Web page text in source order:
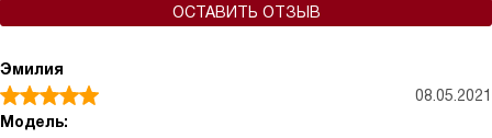
ОСТАВИТЬ ОТЗЫВ
Эмилия
08.05.2021
Модель: